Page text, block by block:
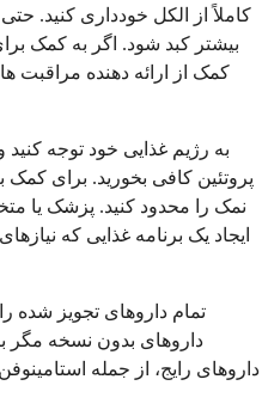
کاملاً از الکل خودداری کنید.
بیشتر کبد شود. اگر به کمک
کمک از ارائه دهنده مراقبت
به رژیم غذایی خود توجه
پروتئین کافی بخورید. برای
نمک را محدود کنید. پزشک یا
ایجاد یک برنامه غذایی که
تمام داروهای تجویز شده
داروهای بدون نسخه مگر
داروهای رایج، از جمله